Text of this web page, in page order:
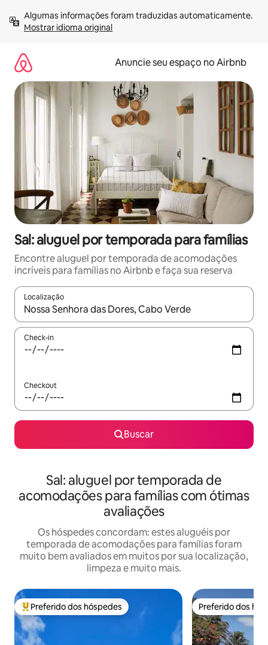
para
Mostrar idioma original
Anuncie seu espaço no Airbnb
Sal: aluguel por temporada para famílias
Encontre aluguel por temporada de acomodações
incríveis para famílias no Airbnb e faça sua reserva
Localização
Quando os resultados estiverem disponíveis, explore-os
Check-in
Checkout
Buscar
Sal: aluguel por temporada de
acomodações para famílias com ótimas
avaliações
Os hóspedes concordam: estes aluguéis por
temporada de acomodações para famílias foram
muito bem avaliados em muitos por sua localização,
limpeza e muito mais.
Entre os melhores preferidos dos hóspedes
Preferido dos hóspedes Preferido dos
Preferido dos